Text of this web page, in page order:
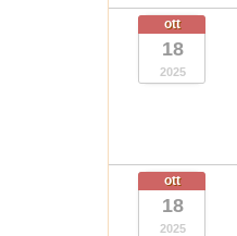
ott
18
2025
ott
18
2025